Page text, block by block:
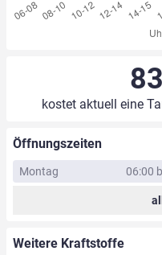
kostet aktuell eine
Öffnungszeiten
Montag 06:00
Weitere Kraftstoffe